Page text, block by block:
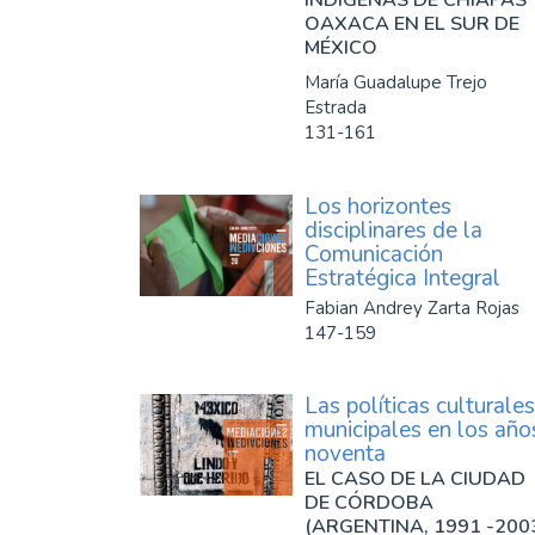
OAXACA EN EL SUR DE
MÉXICO
María Guadalupe Trejo
Estrada
131-161
Los horizontes
disciplinares de la
Comunicación
Estratégica Integral
Fabian Andrey Zarta Rojas
147-159
Las políticas culturales
municipales en los
noventa
EL CASO DE LA CIUDAD
DE CÓRDOBA
(ARGENTINA, 1991 -